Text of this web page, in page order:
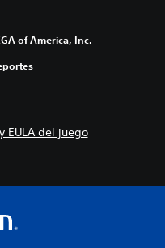
of America, Inc.
EULA del juego